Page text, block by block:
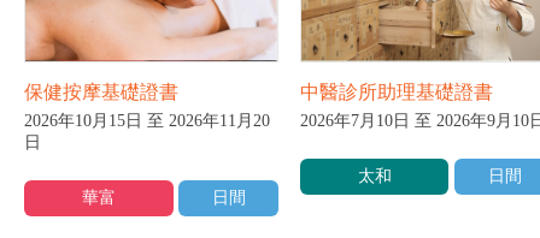
保健按摩基礎證書
2026年10月15日 至 2026年11月20
日
華富 日間
中醫診所助理基礎證書
2026年7月10日 至 2026年9月10
太和 日間